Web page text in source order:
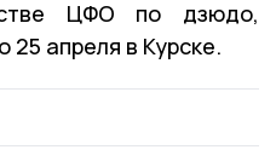
ЦФО по дзюдо,
25 апреля в Курске.